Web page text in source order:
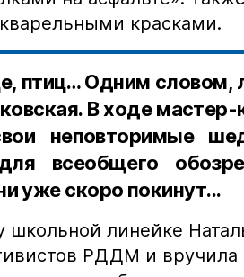
красками.
птиц… Одним словом,
В ходе мастер-
неповторимые
всеобщего
уже скоро покинут...
школьной линейке
РДДМ и